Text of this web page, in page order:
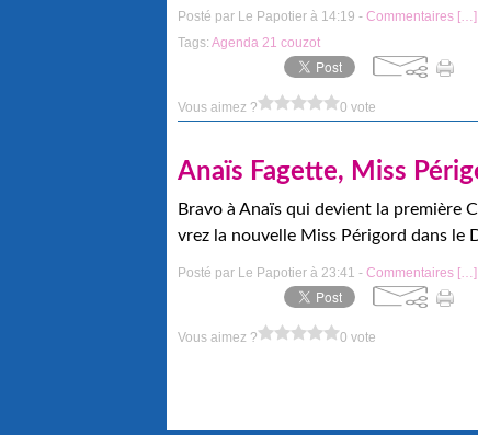
Posté par Le Papotier à 14:19 - Commentaires […]
Tags: Agenda 21 couzot
Vous aimez ? 0 vote
Anaïs Fagette, Miss
Bravo à Anaïs qui devient la première
vrez la nouvelle Miss Périgord dans le
Posté par Le Papotier à 23:41 - Commentaires […]
Vous aimez ? 0 vote